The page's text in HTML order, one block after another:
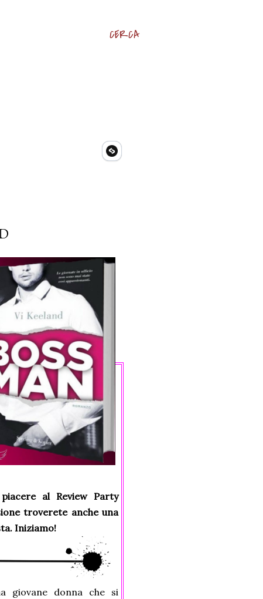
CERCA
al Review Party
troverete anche una
Iniziamo!
giovane donna che si